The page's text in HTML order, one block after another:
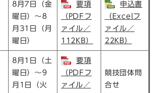
​8月7日（金
曜日）～8
月31日（月
曜日）
要項
（PDFフ
ァイル／
112KB）
申込書
（Excelフ
ァイル／
22KB）
8月1日（土
曜日）～9
月1日（火
要項
（PDFフ
ァイル／
競技団体問
合せ